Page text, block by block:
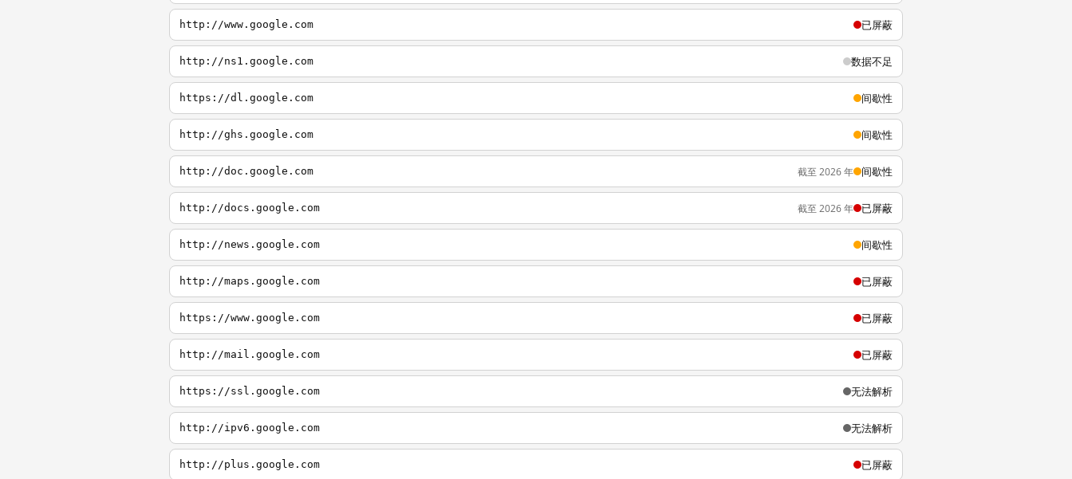
http://www.google.com 已屏蔽
http://ns1.google.com 数据不足
https://dl.google.com 间歇性
http://ghs.google.com 间歇性
http://doc.google.com 截至 2026 年 间歇性
http://docs.google.com 截至 2026 年 已屏蔽
http://news.google.com 间歇性
http://maps.google.com 已屏蔽
https://www.google.com 已屏蔽
http://mail.google.com 已屏蔽
https://ssl.google.com 无法解析
http://ipv6.google.com 无法解析
http://plus.google.com 已屏蔽